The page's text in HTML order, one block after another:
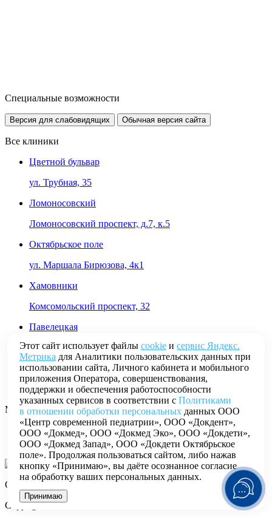
Специальные возможности
Версия для слабовидящих Обычная версия сайта
Все клиники
Цветной бульвар
ул. Трубная, 35
Ломоносовский
Ломоносовский проспект, д.7, к.5
Октябрьское поле
ул. Маршала Бирюзова, 4к1
Хамовники
Комсомольский проспект, 32
Павелецкая
Дербеневская улица, дом 6
Можайский
ул. Петра Алексеева, 14
Мобильное приложение
Отсканируйте QR-код
и скачайте приложение
Copyright © 2026 DOCDETI
Этот сайт использует файлы cookie и сервис Яндекс.
Метрика для Аналитики пользовательских данных при
использовании сайта, Личного кабинета и мобильного
приложения Оператора, совершенствования,
поддержки и обеспечения работоспособности
указанных сервисов в соответствии с Политиками
в отношении обработки персональных данных ООО
«Центр современной педиатрии», ООО «Докдент»,
ООО «Докмед», ООО «Докмед Эко», ООО «Докдети»,
ООО «Докмед Запад», ООО «Докдети Октябрьское
поле». Продолжая пользоваться сайтом, либо нажав
кнопку «Принимаю», вы даёте осознанное согласие
на обработку ваших персональных данных.
Принимаю